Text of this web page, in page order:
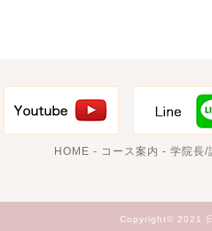
HOME - コース案内 - 学院長/
Copyright© 2021